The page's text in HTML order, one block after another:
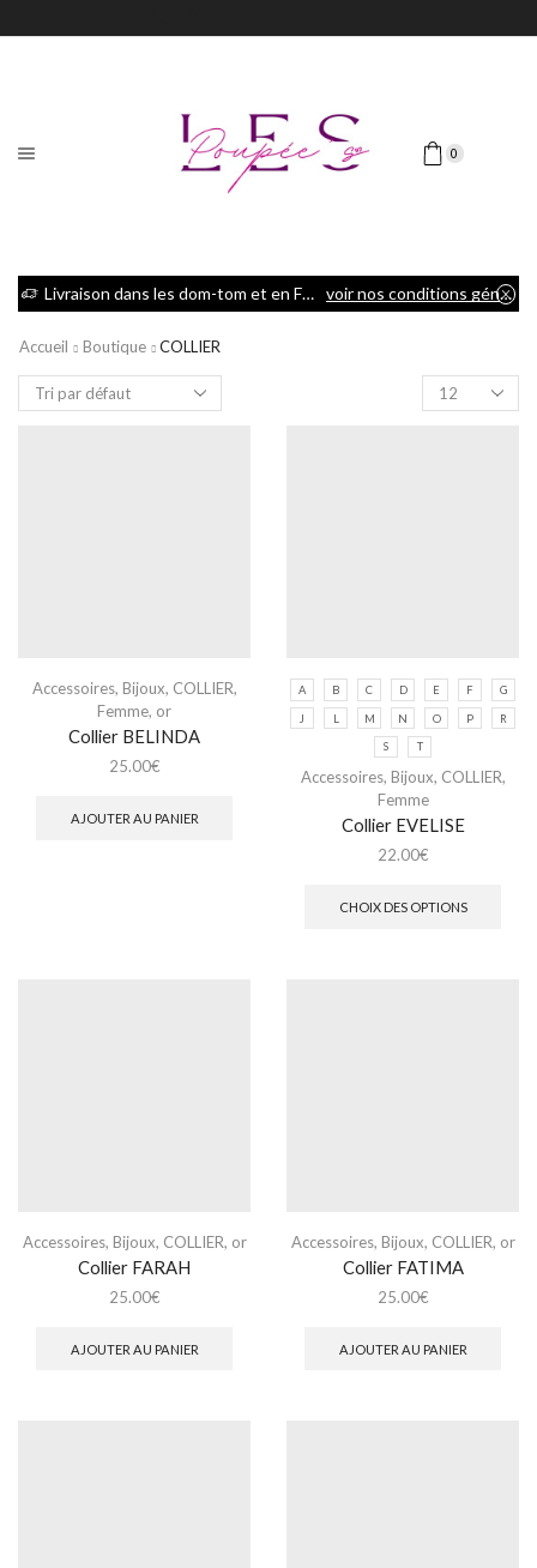
0
Livraison dans les dom-tom et en France métropolitaine voir nos conditions générales de vente
Accueil Boutique COLLIER
Accessoires, Bijoux, COLLIER,
Femme, or
Collier BELINDA
25.00€
AJOUTER AU PANIER
A B C D E F G
J L M N O P R
S T
Accessoires, Bijoux, COLLIER,
Femme
Collier EVELISE
22.00€
CHOIX DES OPTIONS
Accessoires, Bijoux, COLLIER, or
Collier FARAH
25.00€
AJOUTER AU PANIER
Accessoires, Bijoux, COLLIER, or
Collier FATIMA
25.00€
AJOUTER AU PANIER